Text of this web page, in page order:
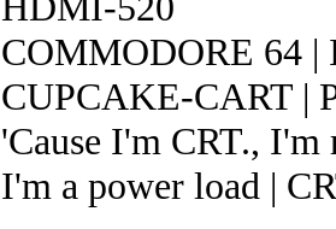
COMMODORE 64 |
CUPCAKE-CART |
'Cause I'm CRT.,
I'm a power load |